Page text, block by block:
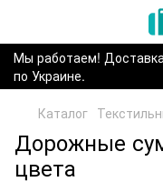
Мы работаем!
по Украине.
Каталог
Дорожные
цвета